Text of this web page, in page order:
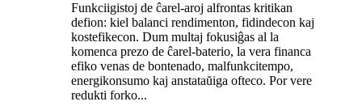
Funkciigistoj de ĉarel-aroj alfrontas kritikan
defion: kiel balanci rendimenton, fidindecon kaj
kostefikecon. Dum multaj fokusiĝas al la
komenca prezo de ĉarel-baterio, la vera financa
efiko venas de bontenado, malfunkcitempo,
energikonsumo kaj anstataŭiga ofteco. Por vere
redukti forko...